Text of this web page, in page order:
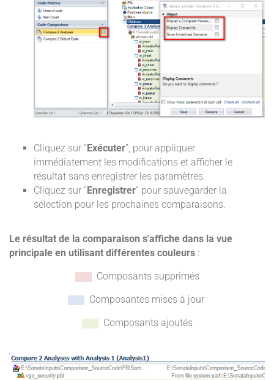
Cliquez sur “Exécuter”, pour appliquer
immédiatement les modifications et afficher le
résultat sans enregistrer les paramètres.
Cliquez sur “Enregistrer” pour sauvegarder la
sélection pour les prochaines comparaisons.
Le résultat de la comparaison s'affiche dans la vue
principale en utilisant différentes couleurs :
Composants supprimés
Composantes mises à jour
Composants ajoutés